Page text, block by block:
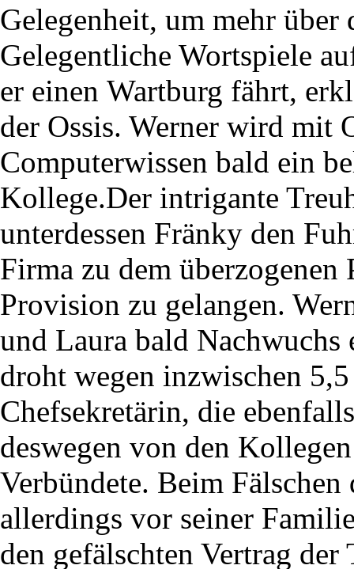
Gelegenheit, um mehr über
Gelegentliche Wortspiele
er einen Wartburg fährt,
der Ossis. Werner wird mit
Computerwissen bald ein
Kollege.Der intrigante
unterdessen Fränky den
Firma zu dem
Provision zu gelangen.
und Laura bald Nachwuchs
droht wegen inzwischen
Chefsekretärin, die
deswegen von den
Verbündete. Beim Fälschen
allerdings vor seiner
den gefälschten Vertrag